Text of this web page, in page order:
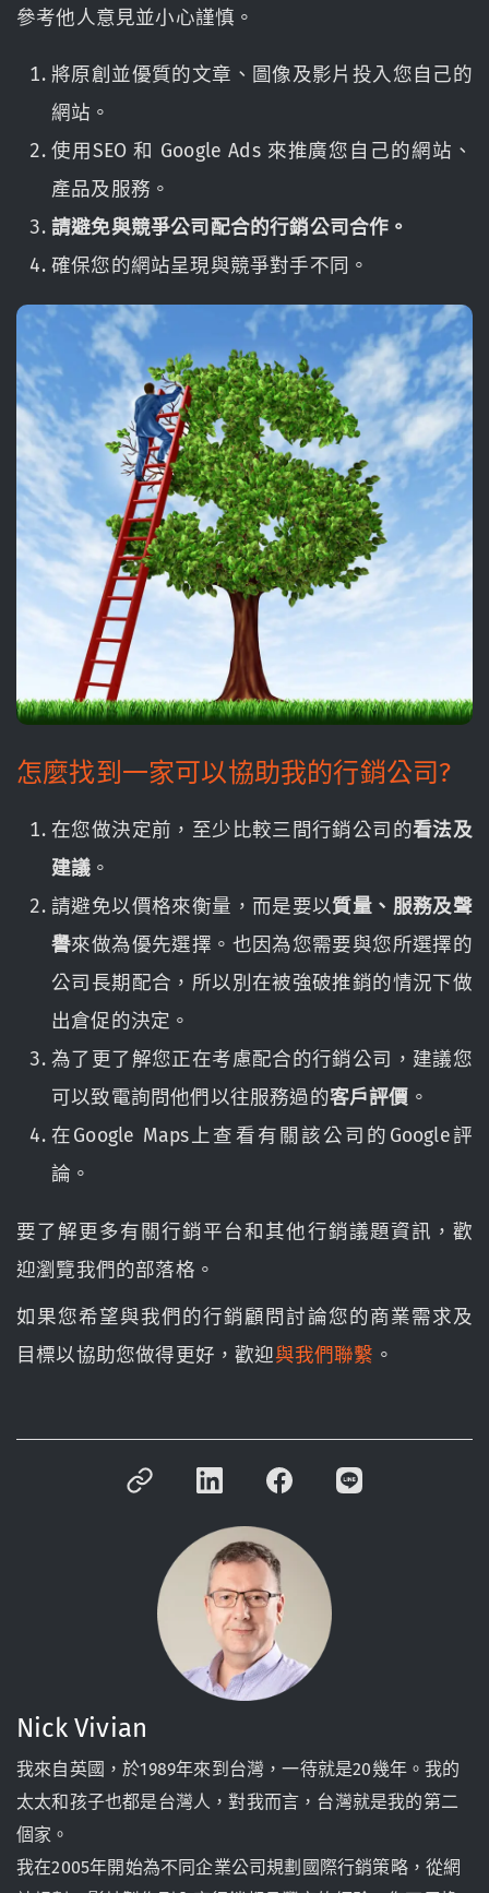
參考他人意見並小心謹慎。
將原創並優質的文章、圖像及影片投入您自己的
網站。
使用SEO 和 Google Ads 來推廣您自己的網站、
產品及服務。
請避免與競爭公司配合的行銷公司合作。
確保您的網站呈現與競爭對手不同。
怎麼找到一家可以協助我的行銷公司?
在您做決定前，至少比較三間行銷公司的看法及
建議 。
請避免以價格來衡量，而是要以質量、服務及聲
譽來做為優先選擇。也因為您需要與您所選擇的
公司長期配合，所以別在被強破推銷的情況下做
出倉促的決定。
為了更了解您正在考慮配合的行銷公司，建議您
可以致電詢問他們以往服務過的客戶評價 。
在Google Maps上查看有關該公司的Google評
論。
要了解更多有關行銷平台和其他行銷議題資訊，歡
迎瀏覽我們的部落格。
如果您希望與我們的行銷顧問討論您的商業需求及
目標以協助您做得更好，歡迎與我們聯繫 。
Nick Vivian
我來自英國，於1989年來到台灣，一待就是20幾年。我的
太太和孩子也都是台灣人，對我而言，台灣就是我的第二
個家。
我在2005年開始為不同企業公司規劃國際行銷策略，從網